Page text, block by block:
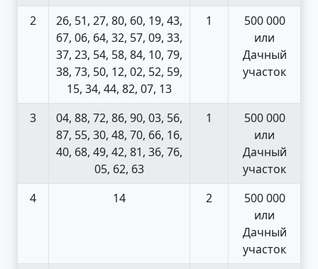
2
26, 51, 27, 80, 60, 19, 43,
67, 06, 64, 32, 57, 09, 33,
37, 23, 54, 58, 84, 10, 79,
38, 73, 50, 12, 02, 52, 59,
15, 34, 44, 82, 07, 13
1
500 000
или
Дачный
участок
3
04, 88, 72, 86, 90, 03, 56,
87, 55, 30, 48, 70, 66, 16,
40, 68, 49, 42, 81, 36, 76,
05, 62, 63
1
500 000
или
Дачный
участок
4
14 2
500 000
или
Дачный
участок